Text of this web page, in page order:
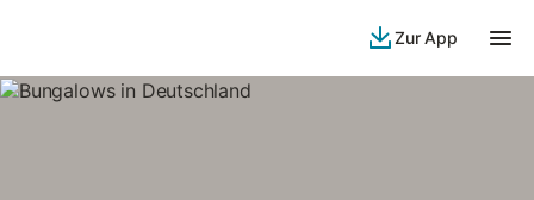
Zur App